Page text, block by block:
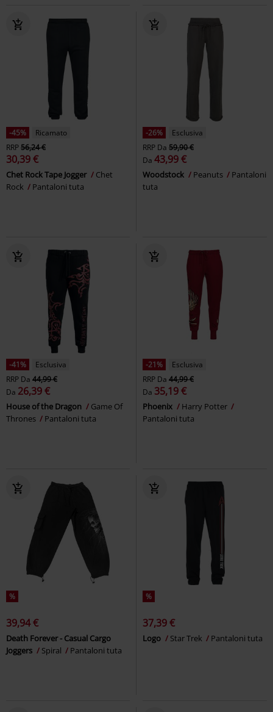
-45%
Ricamato
RRP56,24 €
30,39 €
Chet Rock Tape Jogger
Chet
Rock
Pantaloni tuta
-26%
Esclusiva
RRP Da 59,90 €
Da 43,99 €
Woodstock Peanuts
Pantaloni
tuta
-41%
Esclusiva
RRP Da 44,99 €
Da 26,39 €
House of the Dragon
Game Of
Thrones
Pantaloni tuta
-21%
Esclusiva
RRP Da 44,99 €
Da 35,19 €
Phoenix
Harry Potter
Pantaloni tuta
%
39,94 €
Death Forever - Casual Cargo
Joggers
Spiral Pantaloni tuta
%
37,39 €
Logo Star Trek Pantaloni tuta